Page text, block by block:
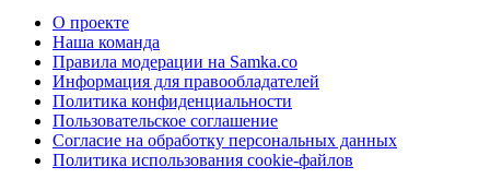
О проекте
Наша команда
Правила модерации на Samka.co
Информация для правообладателей
Политика конфиденциальности
Пользовательское соглашение
Согласие на обработку персональных данных
Политика использования cookie-файлов